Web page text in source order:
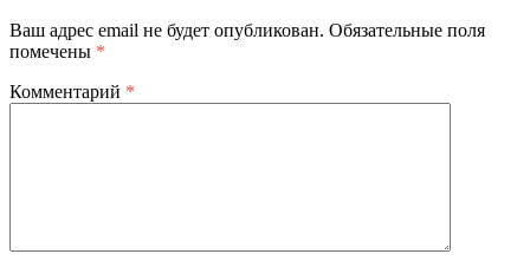
Ваш адрес email не будет опубликован. Обязательные поля
помечены *
Комментарий *